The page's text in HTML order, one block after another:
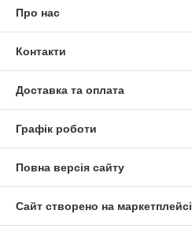
Про нас
Контакти
Доставка та оплата
Графік роботи
Повна версія сайту
Сайт створено на маркетплейсі